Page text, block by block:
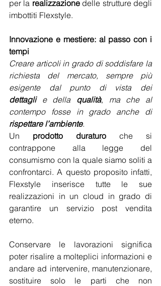
per la realizzazione delle strutture degli
imbottiti Flexstyle.
Innovazione e mestiere: al passo con i
tempi
Creare articoli in grado di soddisfare la
richiesta del mercato, sempre più
esigente dal punto di vista dei
dettagli e della qualità, ma che al
contempo fosse in grado anche di
rispettare l’ambiente.
Un prodotto duraturo che si
contrappone alla legge del
consumismo con la quale siamo soliti a
confrontarci. A questo proposito infatti,
Flexstyle inserisce tutte le sue
realizzazioni in un cloud in grado di
garantire un servizio post vendita
eterno.
Conservare le lavorazioni significa
poter risalire a molteplici informazioni e
andare ad intervenire, manutenzionare,
sostituire solo le parti che non